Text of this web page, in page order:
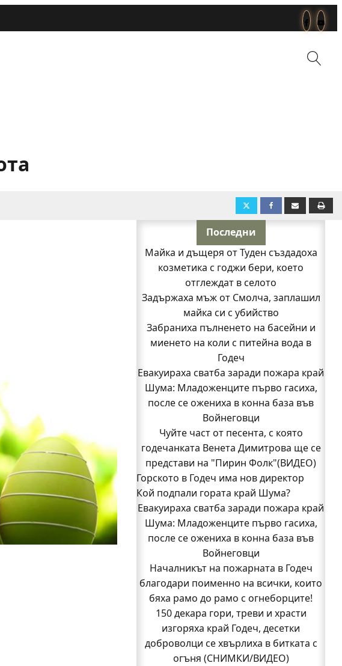
Последни
Майка и дъщеря от Туден създадоха
козметика с годжи бери, което
отглеждат в селото
Задържаха мъж от Смолча, заплашил
майка си с убийство
Забраниха пълненето на басейни и
миенето на коли с питейна вода в
Годеч
Евакуираха сватба заради пожара край
Шума: Младоженците първо гасиха,
после се ожениха в конна база във
Войнеговци
Чуйте част от песента, с която
годечанката Венета Димитрова ще се
представи на "Пирин Фолк"(ВИДЕО)
Горското в Годеч има нов директор
Заповядайте! Магазинът на "Бозмов"
отваря врати в Годеч на 12 август
Бивш шеф на полицията в Годеч оглави
ОДМВР-Видин
Кой подпали гората край Шума?
Младежи от Люлин и Део сред първите
доброволци на пожара край Шума
(СНИМКИ)
Началникът на пожарната в Годеч
благодари поименно на всички, които
бяха рамо до рамо с огнеборците!
150 декара гори, треви и храсти
Кой подпали гората край Шума?
Евакуираха сватба заради пожара край
Шума: Младоженците първо гасиха,
после се ожениха в конна база във
Войнеговци
Началникът на пожарната в Годеч
благодари поименно на всички, които
бяха рамо до рамо с огнеборците!
150 декара гори, треви и храсти
изгоряха край Годеч, десетки
доброволци се хвърлиха в битката с
огъня (СНИМКИ/ВИДЕО)